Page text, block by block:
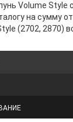
Volume Style
на сумму
(2702, 2870)